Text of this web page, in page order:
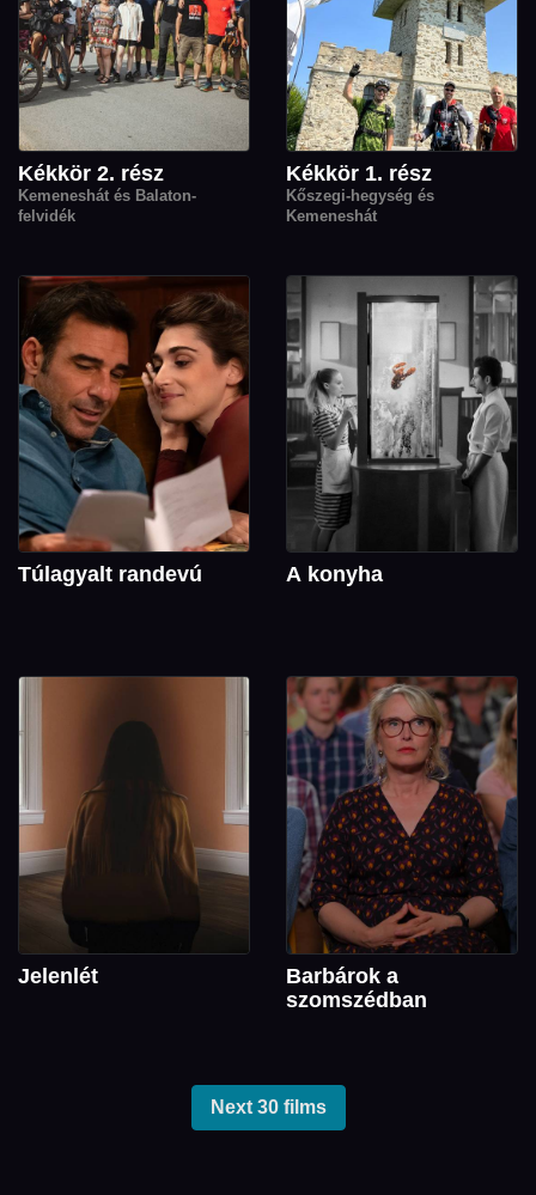
Kékkör 2. rész
Kemeneshát és Balaton-
felvidék
Kékkör 1. rész
Kőszegi-hegység és
Kemeneshát
Túlagyalt randevú A konyha
Jelenlét
Barbárok a
szomszédban
Next 30 films